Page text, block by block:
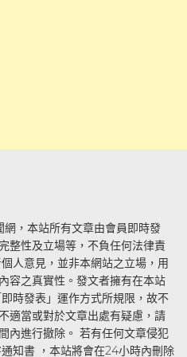
，本站所有文章由會員即時發
整性及立場等，不負任何法律責
人意見，並非本網站之立場，用
容之真實性。發文者擁有在本站
時發表」運作方式所規限，故不
適當或對於文章出處有疑慮，請
內進行撤除。 若有任何文章侵犯
知書 ，本站將會在24小時內刪除